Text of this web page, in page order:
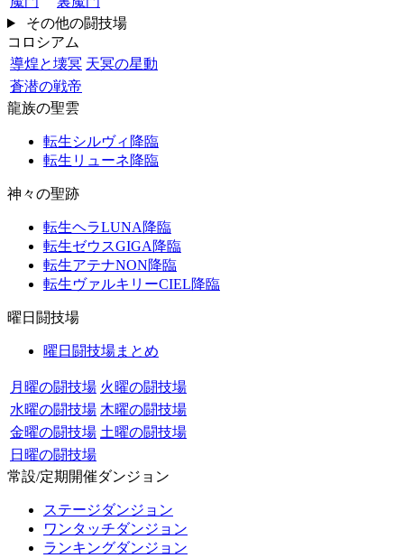
その他の闘技場
コロシアム
導煌と壊冥 天冥の星動
蒼潜の戦帝
龍族の聖雲
転生シルヴィ降臨
転生リューネ降臨
神々の聖跡
転生ヘラLUNA降臨
転生ゼウスGIGA降臨
転生アテナNON降臨
転生ヴァルキリーCIEL降臨
曜日闘技場
曜日闘技場まとめ
月曜の闘技場 火曜の闘技場
水曜の闘技場 木曜の闘技場
金曜の闘技場 土曜の闘技場
日曜の闘技場
常設/定期開催ダンジョン
ステージダンジョン
ワンタッチダンジョン
ランキングダンジョン